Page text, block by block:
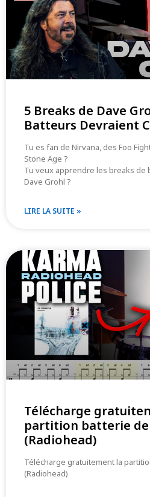
5 Breaks de Dave
Batteurs Devraient
Tu es fan de Nirvana, des Foo
Stone Age ?
Tu veux apprendre les breaks de
Dave Grohl ?
LIRE LA SUITE »
Télécharge
partition batterie de
(Radiohead)
Télécharge gratuitement la
(Radiohead)